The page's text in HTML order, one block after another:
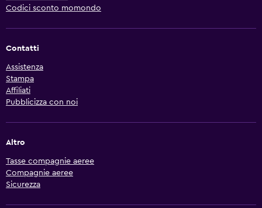
Codici sconto momondo
Contatti
Assistenza
Stampa
Affiliati
Pubblicizza con noi
Altro
Tasse compagnie aeree
Compagnie aeree
Sicurezza